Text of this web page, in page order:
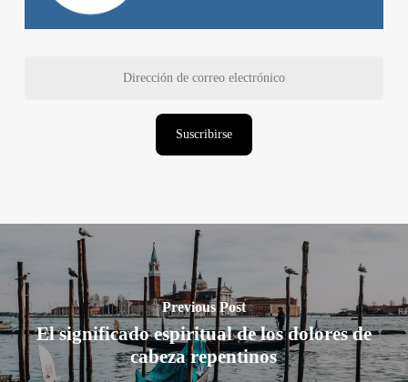
Suscribirse
Previous Post
El significado espiritual de los dolores de
cabeza repentinos